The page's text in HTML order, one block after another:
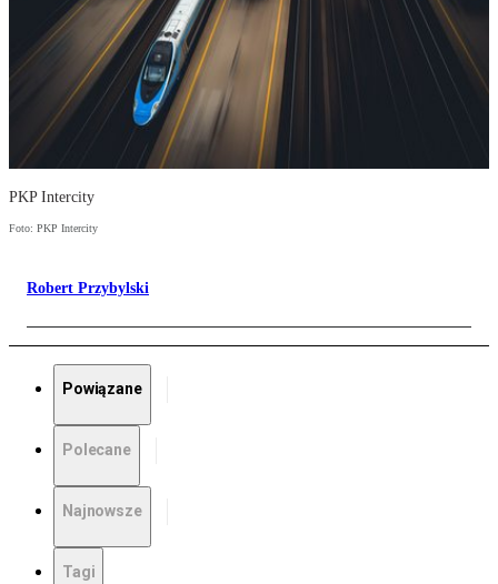
PKP Intercity
Foto: PKP Intercity
Robert Przybylski
Powiązane
Polecane
Najnowsze
Tagi